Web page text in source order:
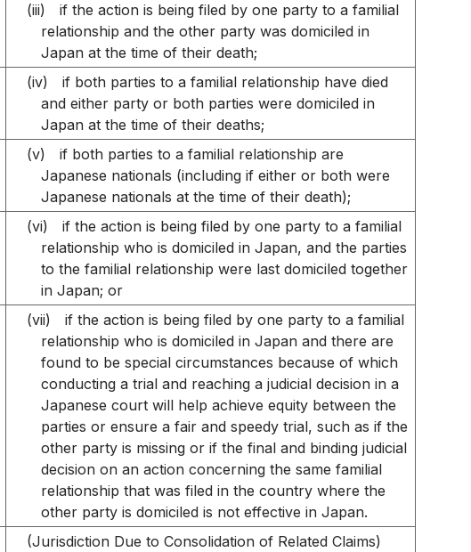
(iii)
if the action is being filed by one party to a familial
relationship and the other party was domiciled in
Japan at the time of their death;
(iv)
if both parties to a familial relationship have died
and either party or both parties were domiciled in
Japan at the time of their deaths;
(v)
if both parties to a familial relationship are
Japanese nationals (including if either or both were
Japanese nationals at the time of their death);
(vi)
if the action is being filed by one party to a familial
relationship who is domiciled in Japan, and the parties
to the familial relationship were last domiciled together
in Japan; or
(vii)
if the action is being filed by one party to a familial
relationship who is domiciled in Japan and there are
found to be special circumstances because of which
conducting a trial and reaching a judicial decision in a
Japanese court will help achieve equity between the
parties or ensure a fair and speedy trial, such as if the
other party is missing or if the final and binding judicial
decision on an action concerning the same familial
relationship that was filed in the country where the
other party is domiciled is not effective in Japan.
(Jurisdiction Due to Consolidation of Related Claims)